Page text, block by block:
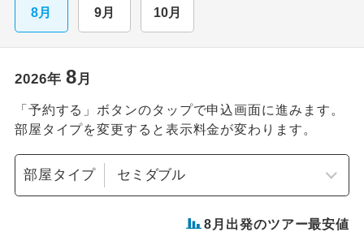
8月 9月 10月
2026年 8月
「予約する」ボタンのタップで申込画面に進みます。
部屋タイプを変更すると表示料金が変わります。
部屋タイプ
8 月出発のツアー最安値